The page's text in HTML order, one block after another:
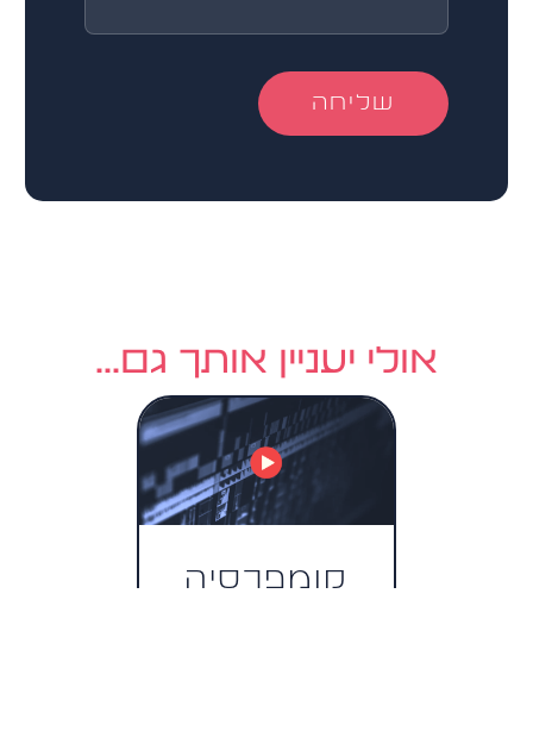
אולי יעניין אותך גם...
קומפרסיה